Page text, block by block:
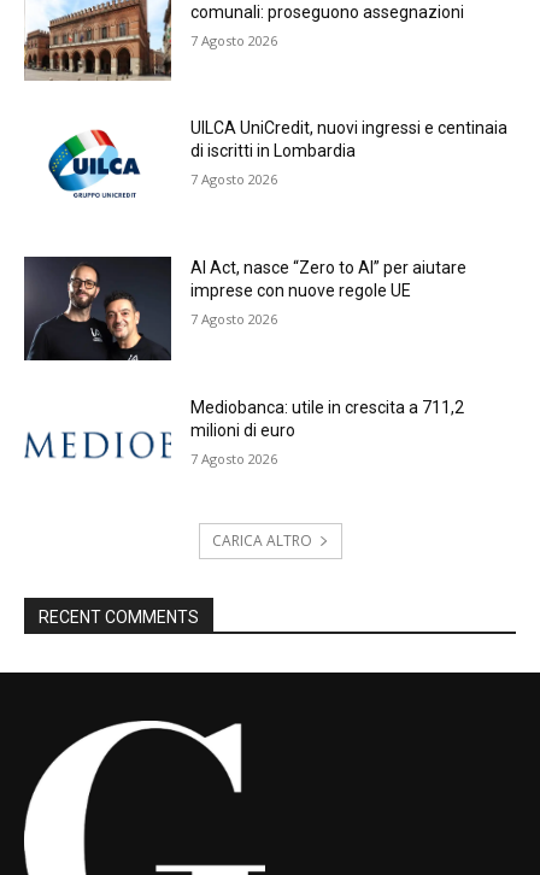
comunali: proseguono assegnazioni
7 Agosto 2026
UILCA UniCredit, nuovi ingressi e centinaia
di iscritti in Lombardia
7 Agosto 2026
AI Act, nasce “Zero to AI” per aiutare
imprese con nuove regole UE
7 Agosto 2026
Mediobanca: utile in crescita a 711,2
milioni di euro
7 Agosto 2026
CARICA ALTRO
RECENT COMMENTS